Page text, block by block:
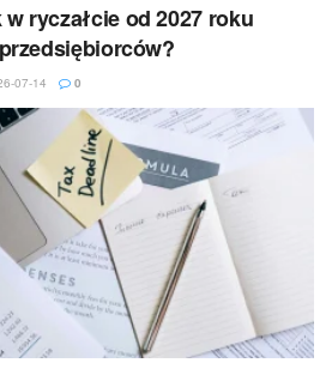
ryczałcie od 2027 roku
07-14 0